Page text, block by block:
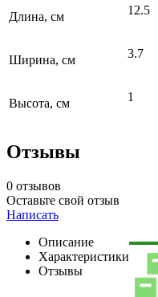
Длина, см 12.5
Ширина, см 3.7
Высота, см 1
Отзывы
0 отзывов
Оставьте свой отзыв
Написать
Описание
Характеристики
Отзывы